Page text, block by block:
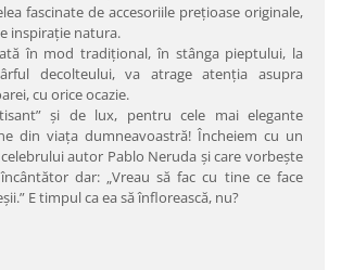
fascinate de accesoriile preţioase originale,
inspiraţie natura.
în mod tradiţional, în stânga pieptului, la
decolteului, va atrage atenţia asupra
cu orice ocazie.
şi de lux, pentru cele mai elegante
din viaţa dumneavoastră! Încheiem cu un
autor Pablo Neruda şi care vorbeşte
dar: „Vreau să fac cu tine ce face
E timpul ca ea să înflorească, nu?